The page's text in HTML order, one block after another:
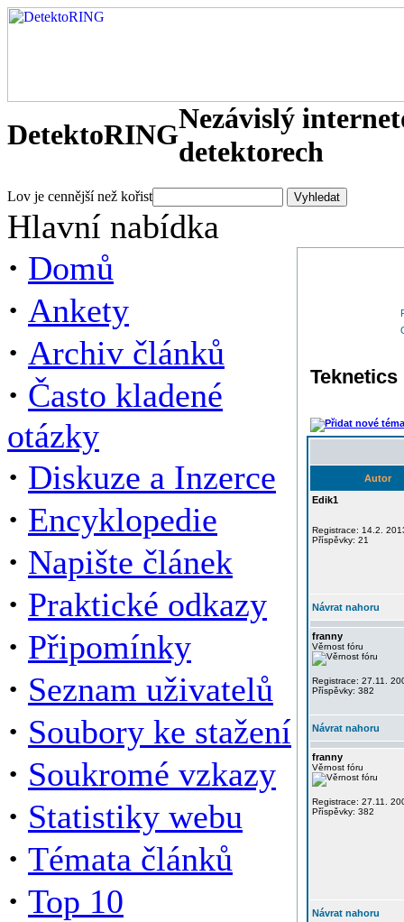
DetektoRINGNezávislý
detektorech
Lov je cennější než kořist
Hlavní nabídka
· Domů
· Ankety
· Archiv článků
· Často kladené
otázky
· Diskuze a Inzerce
· Encyklopedie
· Napište článek
· Praktické odkazy
· Připomínky
· Seznam uživatelů
· Soubory ke stažení
· Soukromé vzkazy
· Statistiky webu
· Témata článků
· Top 10
Teknetics
Autor
Edik1
Registrace: 14.2.
Příspěvky: 21
Návrat nahoru
franny
Věrnost fóru
Registrace: 27.11.
Příspěvky: 382
Návrat nahoru
franny
Věrnost fóru
Registrace: 27.11.
Příspěvky: 382
Návrat nahoru